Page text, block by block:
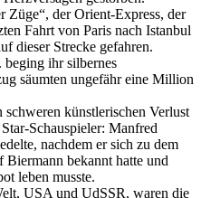
Züge“, der Orient-Express, der
Fahrt von Paris nach Istanbul
dieser Strecke gefahren.
ihr silbernes
säumten ungefähr eine Million
künstlerischen Verlust
Schauspieler: Manfred
nachdem er sich zu dem
Biermann bekannt hatte und
leben musste.
USA und UdSSR, waren die